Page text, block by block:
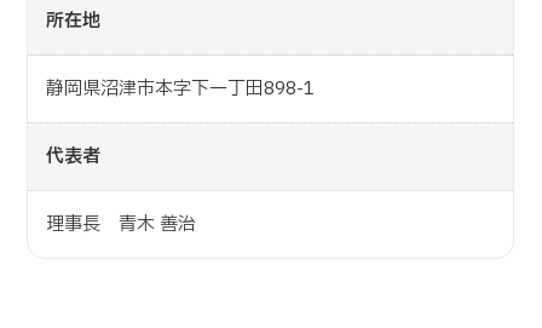
所在地
静岡県沼津市本字下一丁田898-1
代表者
理事長 青木 善治